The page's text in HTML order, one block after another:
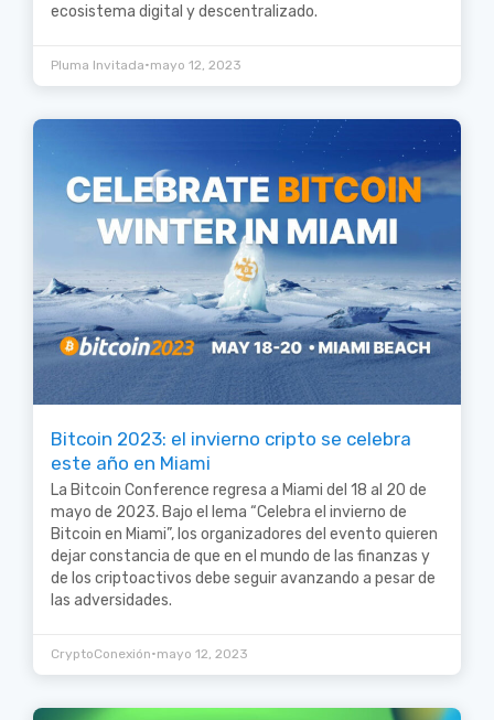
ecosistema digital y descentralizado.
Pluma Invitada•mayo 12, 2023
Bitcoin 2023: el invierno cripto se celebra
este año en Miami
La Bitcoin Conference regresa a Miami del 18 al 20 de
mayo de 2023. Bajo el lema “Celebra el invierno de
Bitcoin en Miami”, los organizadores del evento quieren
dejar constancia de que en el mundo de las finanzas y
de los criptoactivos debe seguir avanzando a pesar de
las adversidades.
CryptoConexión•mayo 12, 2023